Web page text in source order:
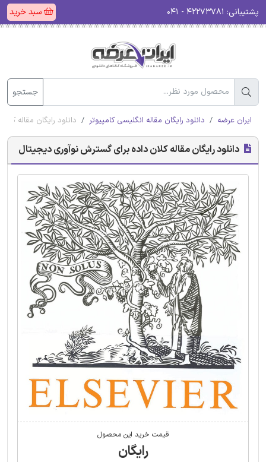
پشتیبانی: سبد خرید
جستجو
ایران عرضه دانلود رایگان مقاله انگلیسی کامپیوتر دانلود رایگان مقاله
دانلود رایگان مقاله کلان داده برای گسترش نوآوری دیجیتال
قیمت خرید این محصول
رایگان